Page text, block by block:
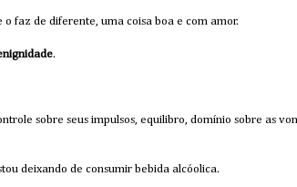
o faz de diferente, uma coisa boa e com amor.
.
sobre seus impulsos, equilibro, domínio sobre as
deixando de consumir bebida alcóolica.